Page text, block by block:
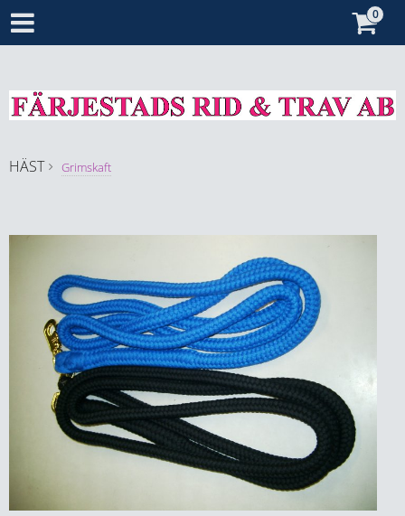
HÄST Grimskaft